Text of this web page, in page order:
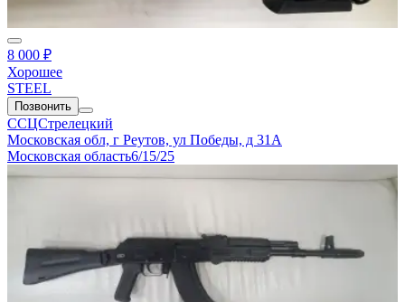
8 000 ₽
Хорошее
STEEL
Позвонить
ССЦСтрелецкий
Московская обл, г Реутов, ул Победы, д 31А
Московская область6/15/25